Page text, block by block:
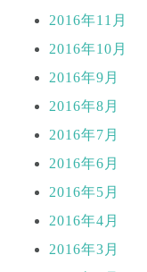
2016年11月
2016年10月
2016年9月
2016年8月
2016年7月
2016年6月
2016年5月
2016年4月
2016年3月